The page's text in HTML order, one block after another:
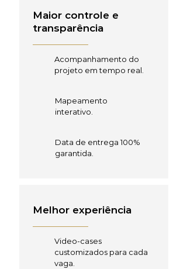
Maior controle e
transparência
Acompanhamento do
projeto em tempo real.
Mapeamento
interativo.
Data de entrega 100%
garantida.
Melhor experiência
Video-cases
customizados para cada
vaga.